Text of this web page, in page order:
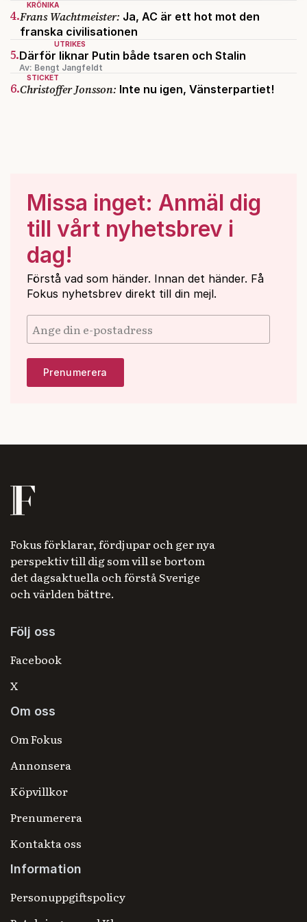
kan du göra det
KRÖNIKA
4.Frans Wachtmeister: Ja, AC är ett hot mot den
franska civilisationen
UTRIKES
5.Därför liknar Putin både tsaren och Stalin
Av: Bengt Jangfeldt
STICKET
6.Christoffer Jonsson: Inte nu igen, Vänsterpartiet!
Missa inget: Anmäl dig
till vårt nyhetsbrev i
dag!
Förstå vad som händer. Innan det händer. Få
Fokus nyhetsbrev direkt till din mejl.
Fokus förklarar, fördjupar och ger nya
perspektiv till dig som vill se bortom
det dagsaktuella och förstå Sverige
och världen bättre.
Följ oss
Facebook
X
Om oss
Om Fokus
Annonsera
Köpvillkor
Prenumerera
Kontakta oss
Information
Personuppgiftspolicy